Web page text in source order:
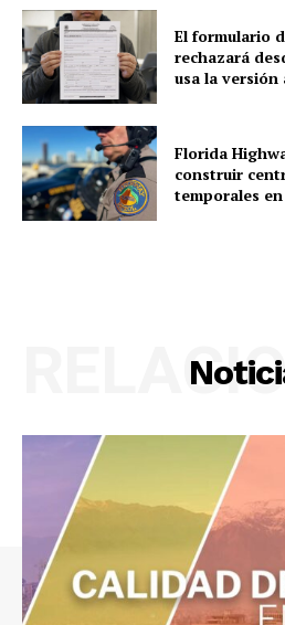
El formulario
rechazará
usa la
Florida
construir
temporales